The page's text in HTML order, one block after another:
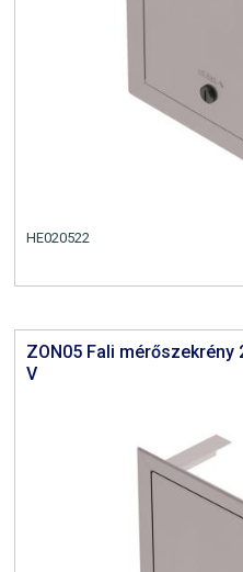
HE020522
ZON05 Fali mérőszekrény
V